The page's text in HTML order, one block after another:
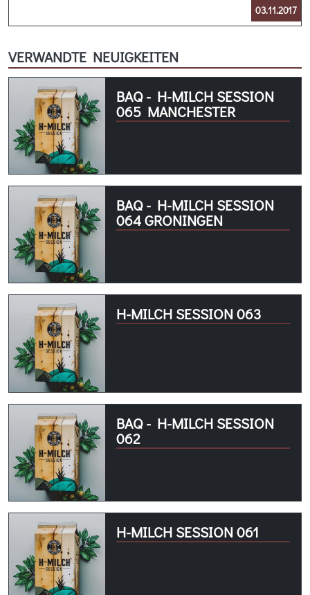
03.11.2017
VERWANDTE NEUIGKEITEN
BAQ - H-MILCH SESSION
065 MANCHESTER
BAQ - H-MILCH SESSION
064 GRONINGEN
H-MILCH SESSION 063
BAQ - H-MILCH SESSION
062
H-MILCH SESSION 061